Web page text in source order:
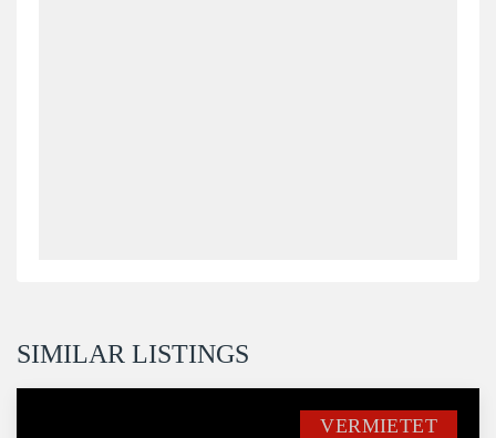
SIMILAR LISTINGS
VERMIETET